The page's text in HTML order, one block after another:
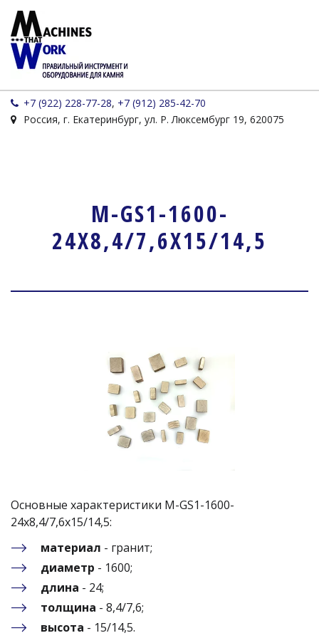
+7 (922) 228-77-28, +7 (912) 285-42-70
Россия, г. Екатеринбург, ул. Р. Люксембург 19, 620075
M-GS1-1600-
24X8,4/7,6X15/14,5
Основные характеристики M-GS1-1600-
24x8,4/7,6x15/14,5:
материал - гранит;
диаметр - 1600;
длина - 24;
толщина - 8,4/7,6;
высота - 15/14,5.